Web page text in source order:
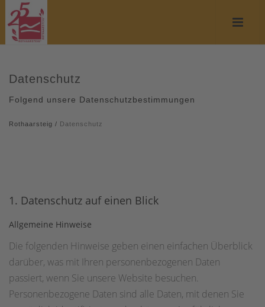
Datenschutz
Folgend unsere Datenschutzbestimmungen
Rothaarsteig / Datenschutz
1. Datenschutz auf einen Blick
Allgemeine Hinweise
Die folgenden Hinweise geben einen einfachen Überblick
darüber, was mit Ihren personenbezogenen Daten
passiert, wenn Sie unsere Website besuchen.
Personenbezogene Daten sind alle Daten, mit denen Sie